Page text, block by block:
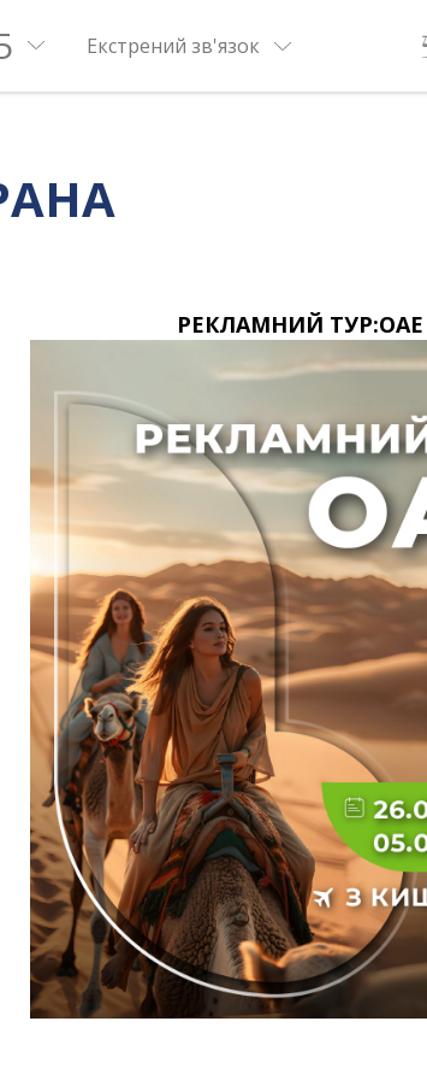
Екстрений зв'язок
РЕКЛАМНИЙ ТУР:ОАЕ